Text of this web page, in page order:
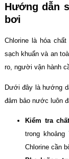
Hướng dẫn
bơi
Chlorine là hóa
sạch khuẩn và an
ro, người vận hành
Dưới đây là hướng
đảm bảo nước luôn
Kiểm tra
trong
Chlorine cần